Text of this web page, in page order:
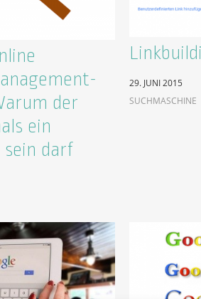
der
ein
sein darf
29. JUNI 2015
SUCHMASCHINE